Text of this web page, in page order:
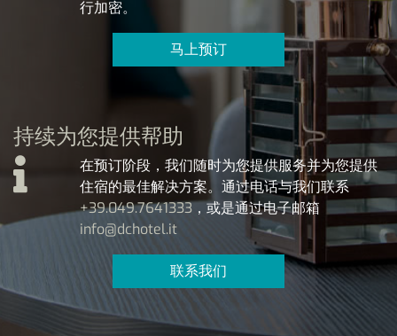
行加密。
马上预订
持续为您提供帮助
在预订阶段，我们随时为您提供服务并为您提供
住宿的最佳解决方案。通过电话与我们联系
+39.049.7641333，或是通过电子邮箱
info@dchotel.it
联系我们